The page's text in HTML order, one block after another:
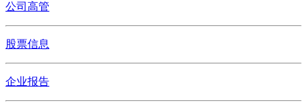
公司高管
股票信息
企业报告